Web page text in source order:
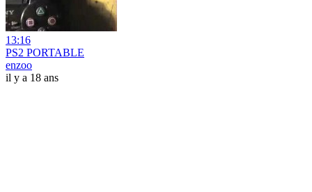
13:16
PS2 PORTABLE
enzoo
il y a 18 ans